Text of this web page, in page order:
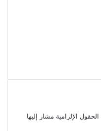
الحقول الإلزامية مشار إليها